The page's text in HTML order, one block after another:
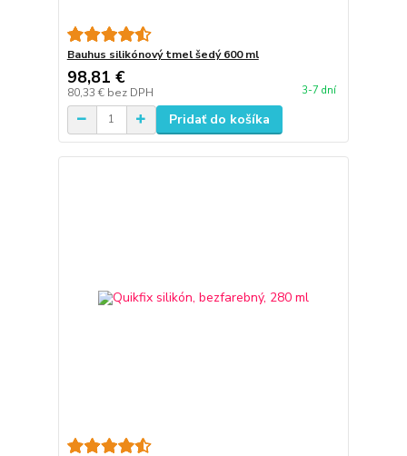
Bauhus silikónový tmel šedý 600 ml
98,81 €
80,33 € bez DPH 3-7 dní
Pridať do košíka